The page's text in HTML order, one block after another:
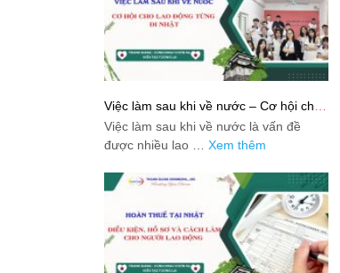
Việc làm sau khi về nước – Cơ hội cho
lao động từng đi Nhật
Việc làm sau khi về nước là vấn đề
được nhiều lao … Xem thêm